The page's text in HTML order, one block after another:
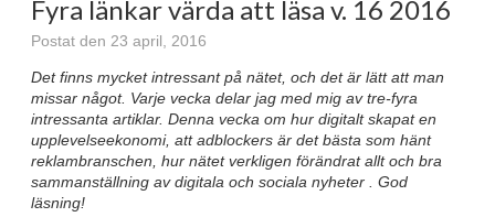
Fyra länkar värda att läsa v. 16 2016
Postat den 23 april, 2016
Det finns mycket intressant på nätet, och det är lätt att man
missar något. Varje vecka delar jag med mig av tre-fyra
intressanta artiklar. Denna vecka om hur digitalt skapat en
upplevelseekonomi, att adblockers är det bästa som hänt
reklambranschen, hur nätet verkligen förändrat allt och bra
sammanställning av digitala och sociala nyheter . God
läsning!